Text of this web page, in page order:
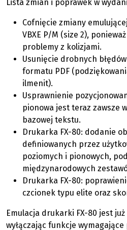
Lista zmian i poprawek w
Cofnięcie zmiany
VBXE P/M (size 2),
problemy z kolizjami.
Usunięcie drobnych
formatu PDF
ilmenit).
Usprawnienie
pionowa jest teraz zawsze
bazowej tekstu.
Drukarka FX-80: dodanie
definiowanych przez
poziomych i pionowych,
międzynarodowych
Drukarka FX-80:
czcionek typu elite oraz
Emulacja drukarki FX-80 jest
wyłączając funkcje